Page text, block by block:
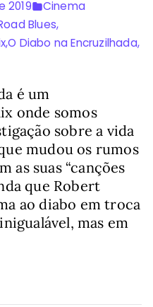
2019
Cinema
Blues,
,O Diabo na Encruzilhada,
é um
onde somos
sobre a vida
mudou os rumos
as suas “canções
que Robert
ao diabo em troca
mas em